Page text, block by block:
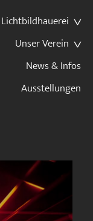
Lichtbildhauerei
Unser Verein
News & Infos
Ausstellungen